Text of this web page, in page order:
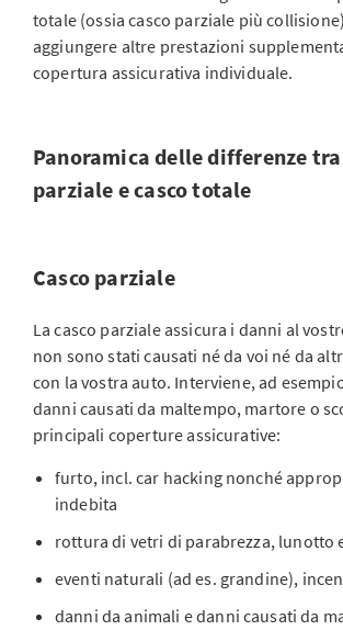
totale (ossia casco parziale più
aggiungere altre prestazioni
copertura assicurativa individuale.
Panoramica delle differenze tra
parziale e casco totale
Casco parziale
La casco parziale assicura i danni al
non sono stati causati né da voi né da
con la vostra auto. Interviene, ad
danni causati da maltempo, martore o
principali coperture assicurative:
furto, incl. car hacking nonché
indebita
rottura di vetri di parabrezza, lunotto
eventi naturali (ad es. grandine),
danni da animali e danni causati da